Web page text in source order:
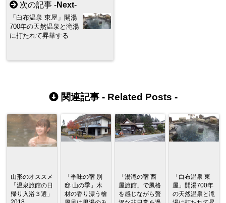
次の記事 -Next-
「白布温泉 東屋」開湯
700年の天然温泉と滝湯
に打たれて昇華する
関連記事 - Related Posts -
山形のオススメ
「温泉旅館の日
帰り入浴３選」
「季味の宿 別
邸 山の季」木
材の香り漂う檜
「湯滝の宿 西
屋旅館」で風格
を感じながら贅
「白布温泉 東
屋」開湯700年
の天然温泉と滝